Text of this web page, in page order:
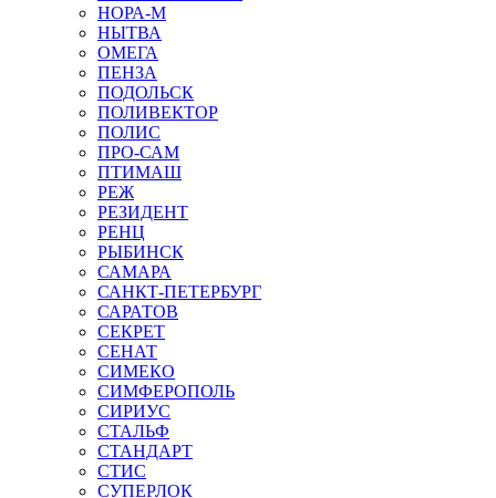
НОРА-М
НЫТВА
ОМЕГА
ПЕНЗА
ПОДОЛЬСК
ПОЛИВЕКТОР
ПОЛИС
ПРО-САМ
ПТИМАШ
РЕЖ
РЕЗИДЕНТ
РЕНЦ
РЫБИНСК
САМАРА
САНКТ-ПЕТЕРБУРГ
САРАТОВ
СЕКРЕТ
СЕНАТ
СИМЕКО
СИМФЕРОПОЛЬ
СИРИУС
СТАЛЬФ
СТАНДАРТ
СТИС
СУПЕРЛОК